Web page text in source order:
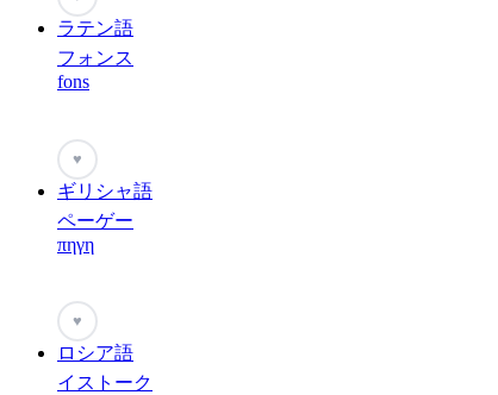
ラテン語
フォンス
fons
♥
ギリシャ語
ペーゲー
πηγη
♥
ロシア語
イストーク